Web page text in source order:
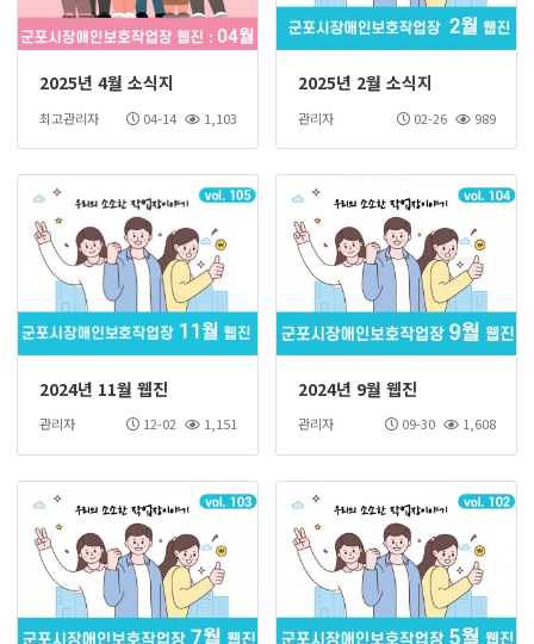
2025년 4월 소식지
최고관리자 04-14 1,103
2025년 2월 소식지
관리자 02-26 989
2024년 11월 웹진
관리자 12-02 1,151
2024년 9월 웹진
관리자 09-30 1,608